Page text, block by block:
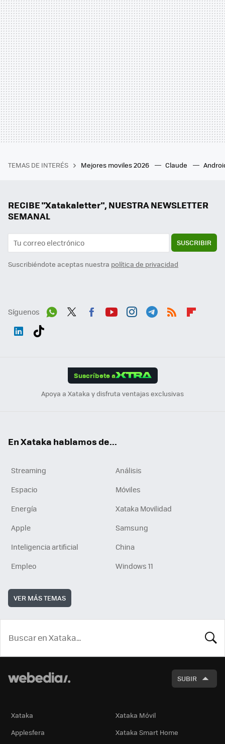
TEMAS DE INTERÉS Mejores moviles 2026 Claude
RECIBE "Xatakaletter", NUESTRA NEWSLETTER
SEMANAL
SUSCRIBIR
Suscribiéndote aceptas nuestra política de privacidad
Síguenos
Suscríbete a
Apoya a Xataka y disfruta ventajas exclusivas
En Xataka hablamos de...
Streaming
Análisis
Espacio
Móviles
Energía
Xataka Movilidad
Apple
Samsung
Inteligencia artificial
China
Empleo
Windows 11
VER MÁS TEMAS
SUBIR
Xataka
Xataka Móvil
Applesfera
Xataka Smart Home